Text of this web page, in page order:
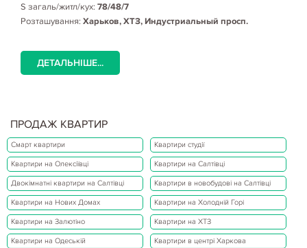
S загаль/житл/кух: 78/48/7
Розташування: Харьков, ХТЗ, Индустриальный просп.
ДЕТАЛЬНІШЕ...
ПРОДАЖ КВАРТИР
Смарт квартири Квартири студії
Квартири на Олексіївці Квартири на Салтівці
Двокімнатні квартири на Салтівці Квартири в новобудові на Салтівці
Квартири на Нових Домах Квартири на Холодній Горі
Квартири на Залютіно Квартири на ХТЗ
Квартири на Одеській Квартири в центрі Харкова